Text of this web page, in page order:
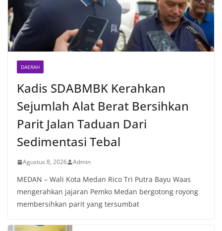
DAERAH
Kadis SDABMBK Kerahkan
Sejumlah Alat Berat Bersihkan
Parit Jalan Taduan Dari
Sedimentasi Tebal
Agustus 8, 2026 Admin
MEDAN – Wali Kota Medan Rico Tri Putra Bayu Waas
mengerahkan jajaran Pemko Medan bergotong royong
membersihkan parit yang tersumbat